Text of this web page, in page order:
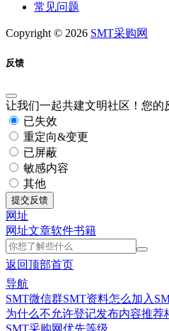
常见问题
Copyright © 2026 SMT采购网
反馈
让我们一起共建文明社区！您的
已失效
重定向&变更
已屏蔽
敏感内容
其他
提交反馈
网址
网址文章软件书籍
返回顶部首页
导航
SMT微信群SMT资料怎么加入
为什么不允许登记发布内容推荐
SMT采购网优先等级